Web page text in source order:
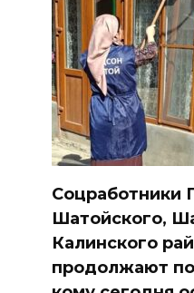
Шатойского,
Калинского
продолжают